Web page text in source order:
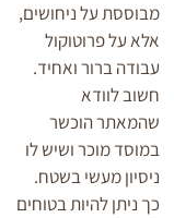
מבוססת על ניחושים,
אלא על פרוטוקול
עבודה ברור ואחיד.
חשוב לוודא
שהמאתר הוכשר
במוסד מוכר ושיש לו
ניסיון מעשי בשטח.
כך ניתן להיות בטוחים